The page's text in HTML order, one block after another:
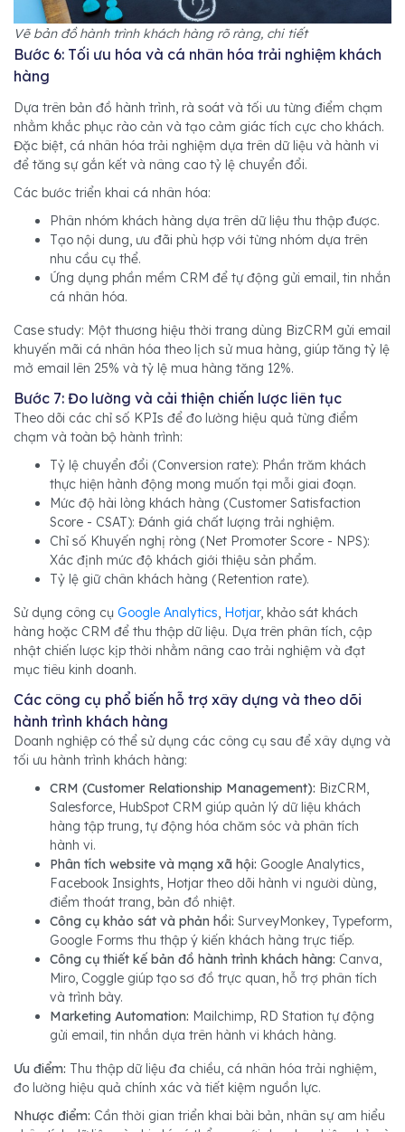
Vẽ bản đồ hành trình khách hàng rõ ràng, chi tiết
Bước 6: Tối ưu hóa và cá nhân hóa trải nghiệm khách
hàng
Dựa trên bản đồ hành trình, rà soát và tối ưu từng điểm chạm
nhằm khắc phục rào cản và tạo cảm giác tích cực cho khách.
Đặc biệt, cá nhân hóa trải nghiệm dựa trên dữ liệu và hành vi
để tăng sự gắn kết và nâng cao tỷ lệ chuyển đổi.
Các bước triển khai cá nhân hóa:
Phân nhóm khách hàng dựa trên dữ liệu thu thập được.
Tạo nội dung, ưu đãi phù hợp với từng nhóm dựa trên
nhu cầu cụ thể.
Ứng dụng phần mềm CRM để tự động gửi email, tin nhắn
cá nhân hóa.
Case study: Một thương hiệu thời trang dùng BizCRM gửi email
khuyến mãi cá nhân hóa theo lịch sử mua hàng, giúp tăng tỷ lệ
mở email lên 25% và tỷ lệ mua hàng tăng 12%.
Bước 7: Đo lường và cải thiện chiến lược liên tục
Theo dõi các chỉ số KPIs để đo lường hiệu quả từng điểm
chạm và toàn bộ hành trình:
Tỷ lệ chuyển đổi (Conversion rate): Phần trăm khách
thực hiện hành động mong muốn tại mỗi giai đoạn.
Mức độ hài lòng khách hàng (Customer Satisfaction
Score - CSAT): Đánh giá chất lượng trải nghiệm.
Chỉ số Khuyến nghị ròng (Net Promoter Score - NPS):
Xác định mức độ khách giới thiệu sản phẩm.
Tỷ lệ giữ chân khách hàng (Retention rate).
Sử dụng công cụ Google Analytics, Hotjar, khảo sát khách
hàng hoặc CRM để thu thập dữ liệu. Dựa trên phân tích, cập
nhật chiến lược kịp thời nhằm nâng cao trải nghiệm và đạt
mục tiêu kinh doanh.
Các công cụ phổ biến hỗ trợ xây dựng và theo dõi
hành trình khách hàng
Doanh nghiệp có thể sử dụng các công cụ sau để xây dựng và
tối ưu hành trình khách hàng:
CRM (Customer Relationship Management): BizCRM,
Salesforce, HubSpot CRM giúp quản lý dữ liệu khách
hàng tập trung, tự động hóa chăm sóc và phân tích
hành vi.
Phân tích website và mạng xã hội: Google Analytics,
Facebook Insights, Hotjar theo dõi hành vi người dùng,
điểm thoát trang, bản đồ nhiệt.
Công cụ khảo sát và phản hồi: SurveyMonkey, Typeform,
Google Forms thu thập ý kiến khách hàng trực tiếp.
Công cụ thiết kế bản đồ hành trình khách hàng: Canva,
Miro, Coggle giúp tạo sơ đồ trực quan, hỗ trợ phân tích
và trình bày.
Marketing Automation: Mailchimp, RD Station tự động
gửi email, tin nhắn dựa trên hành vi khách hàng.
Ưu điểm: Thu thập dữ liệu đa chiều, cá nhân hóa trải nghiệm,
đo lường hiệu quả chính xác và tiết kiệm nguồn lực.
Nhược điểm: Cần thời gian triển khai bài bản, nhân sự am hiểu